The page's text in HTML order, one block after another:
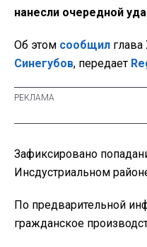
нанесли очередной
Об этом сообщил
Синегубов, передает
Зафиксировано
Инсдустриальном
По предварительной
гражданское